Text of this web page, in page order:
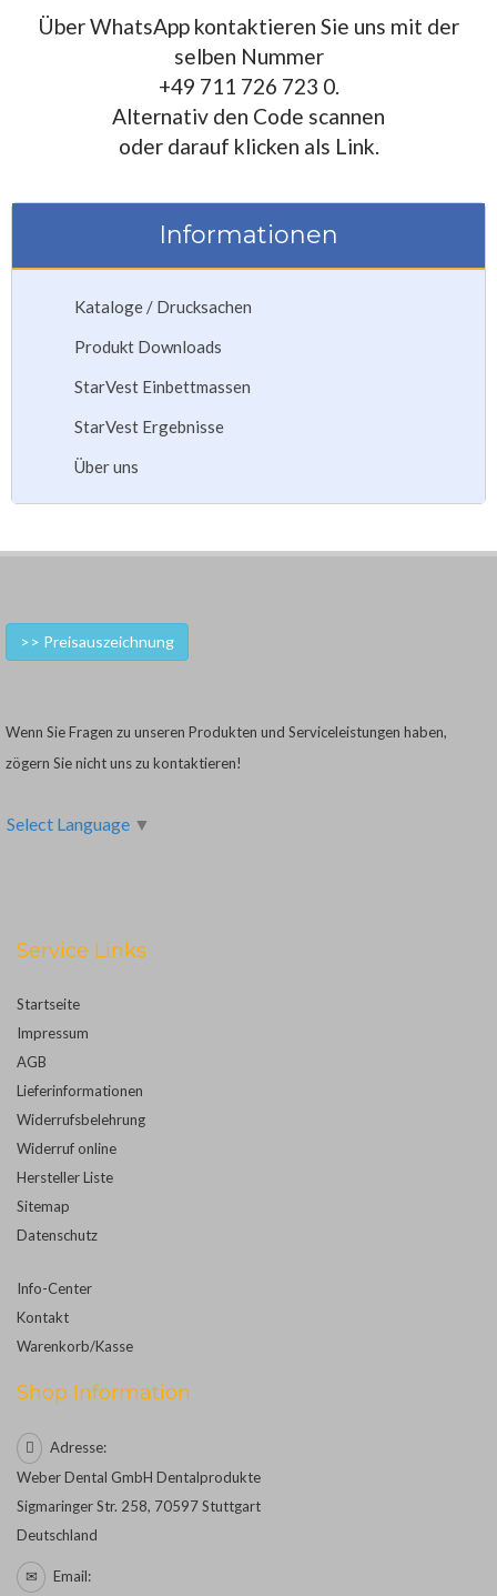
Über WhatsApp kontaktieren Sie uns mit der
selben Nummer
+49 711 726 723 0.
Alternativ den Code scannen
oder darauf klicken als Link.
Informationen
Kataloge / Drucksachen
Produkt Downloads
StarVest Einbettmassen
StarVest Ergebnisse
Über uns
>> Preisauszeichnung
Wenn Sie Fragen zu unseren Produkten und Serviceleistungen haben,
zögern Sie nicht uns zu kontaktieren!
Select Language ▼
Service Links
Startseite
Impressum
AGB
Lieferinformationen
Widerrufsbelehrung
Widerruf online
Hersteller Liste
Sitemap
Datenschutz
Info-Center
Kontakt
Warenkorb/Kasse
Shop Information
Adresse:
Weber Dental GmbH Dentalprodukte
Sigmaringer Str. 258, 70597 Stuttgart
Deutschland
Email: